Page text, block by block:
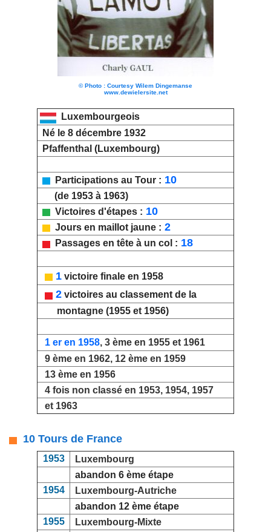
© Photo : Courtesy Wilem Dingemanse
www.dewielersite.net
Luxembourgeois
Né le 8 décembre 1932
Pfaffenthal (Luxembourg)
Participations au Tour : 10
(de 1953 à 1963)
Victoires d'étapes : 10
Jours en maillot jaune : 2
Passages en tête à un col : 18
1 victoire finale en 1958
2 victoires au classement de la
montagne (1955 et 1956)
1 er en 1958, 3 ème en 1955 et 1961
9 ème en 1962, 12 ème en 1959
13 ème en 1956
4 fois non classé en 1953, 1954, 1957
et 1963
10 Tours de France
1953
Luxembourg
abandon 6 ème étape
1954
Luxembourg-Autriche
abandon 12 ème étape
1955
Luxembourg-Mixte